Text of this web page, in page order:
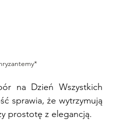
na Dzień Wszystkich
sprawia, że wytrzymują
prostotę z elegancją.